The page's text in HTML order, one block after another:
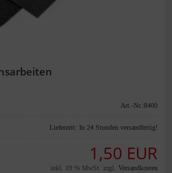
Art.-Nr.:8400
Lieferzeit: In 24 Stunden versandfertig!
1,50 EUR
inkl. 19 % MwSt. zzgl. Versandkosten